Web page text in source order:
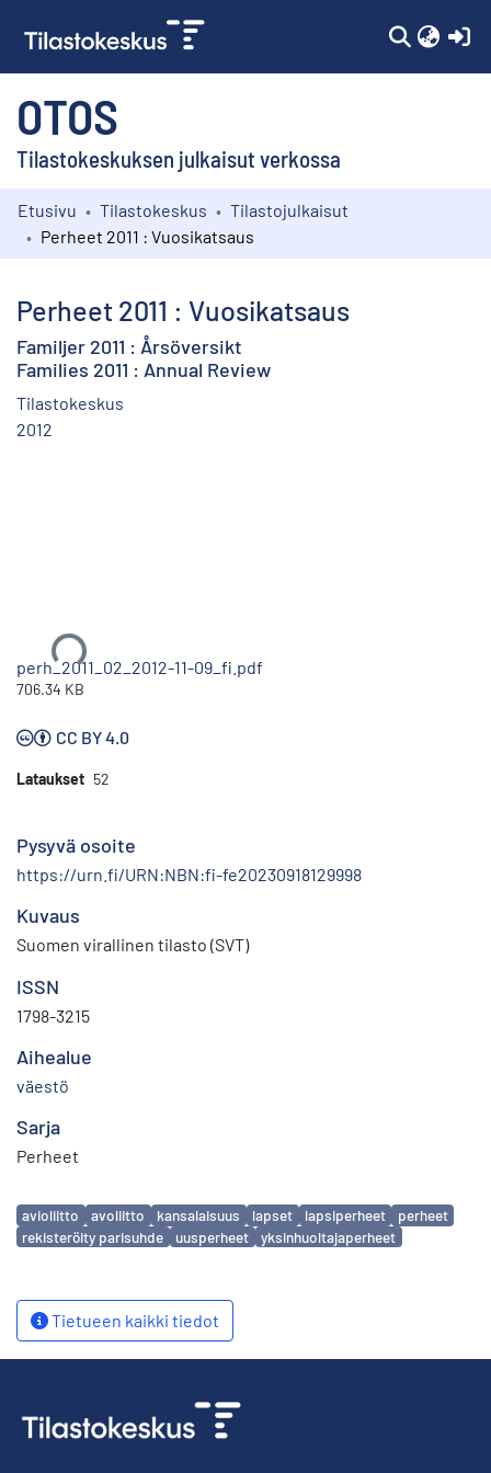
OTOS
Tilastokeskuksen julkaisut verkossa
Kokoelmat
Etusivu Tilastokeskus
Tilastojulkaisut
Perheet 2011 : Vuosikatsaus
Perheet 2011 : Vuosikatsaus
Familjer 2011 : Årsöversikt
Families 2011 : Annual Review
Tilastokeskus
2012
Ladataan...
perh_2011_02_2012-11-09_fi.pdf
706.34 KB
CC BY 4.0
Lataukset 52
Pysyvä osoite
https://urn.fi/URN:NBN:fi-fe20230918129998
Kuvaus
Suomen virallinen tilasto (SVT)
ISSN
1798-3215
Aihealue
väestö
Sarja
Perheet
Avainsanat
avioliitto avoliitto kansalaisuus lapset lapsiperheet
perheet
rekisteröity parisuhde
uusperheet yksinhuoltajaperheet
Tietueen kaikki tiedot